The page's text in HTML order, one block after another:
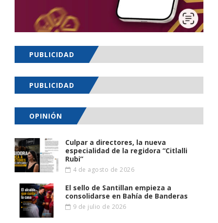
PUBLICIDAD
PUBLICIDAD
OPINIÓN
Culpar a directores, la nueva
especialidad de la regidora “Citlalli
Rubi”
4 de agosto de 2026
El sello de Santillan empieza a
consolidarse en Bahía de Banderas
9 de julio de 2026